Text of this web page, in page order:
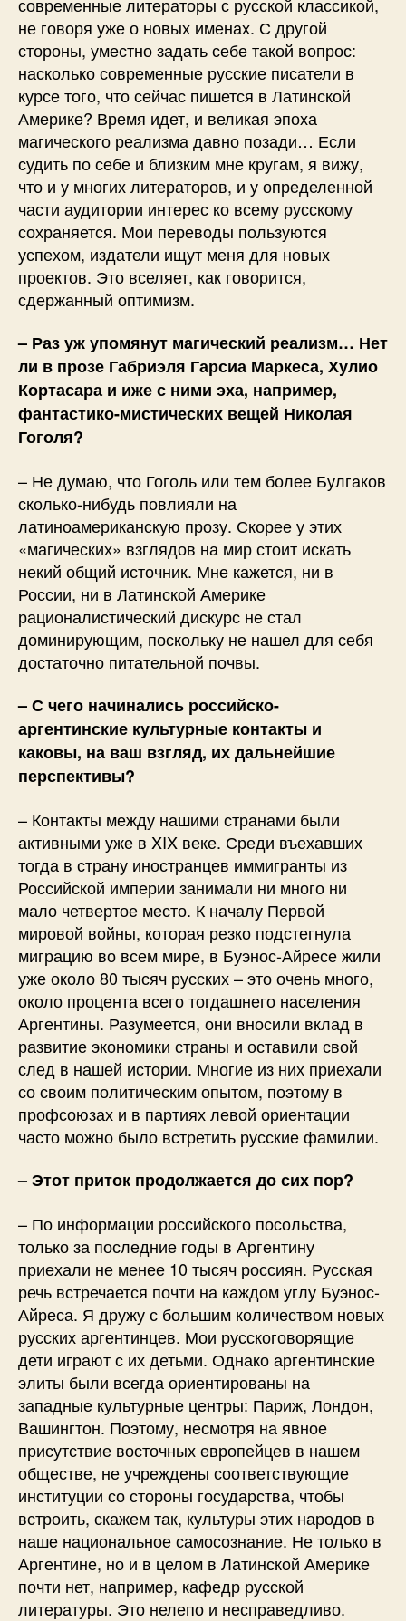
не говоря уже о новых именах. С другой
стороны, уместно задать себе такой вопрос:
насколько современные русские писатели в
курсе того, что сейчас пишется в Латинской
Америке? Время идет, и великая эпоха
магического реализма давно позади… Если
судить по себе и близким мне кругам, я вижу,
что и у многих литераторов, и у определенной
части аудитории интерес ко всему русскому
сохраняется. Мои переводы пользуются
успехом, издатели ищут меня для новых
проектов. Это вселяет, как говорится,
сдержанный оптимизм.
– Раз уж упомянут магический реализм… Нет
ли в прозе Габриэля Гарсиа Маркеса, Хулио
Кортасара и иже с ними эха, например,
фантастико-мистических вещей Николая
Гоголя?
– Не думаю, что Гоголь или тем более Булгаков
сколько-нибудь повлияли на
латиноамериканскую прозу. Скорее у этих
«магических» взглядов на мир стоит искать
некий общий источник. Мне кажется, ни в
России, ни в Латинской Америке
рационалистический дискурс не стал
доминирующим, поскольку не нашел для себя
достаточно питательной почвы.
– С чего начинались российско-
аргентинские культурные контакты и
каковы, на ваш взгляд, их дальнейшие
перспективы?
– Контакты между нашими странами были
активными уже в XIX веке. Среди въехавших
тогда в страну иностранцев иммигранты из
Российской империи занимали ни много ни
мало четвертое место. К началу Первой
мировой войны, которая резко подстегнула
миграцию во всем мире, в Буэнос-Айресе жили
уже около 80 тысяч русских – это очень много,
около процента всего тогдашнего населения
Аргентины. Разумеется, они вносили вклад в
развитие экономики страны и оставили свой
след в нашей истории. Многие из них приехали
со своим политическим опытом, поэтому в
профсоюзах и в партиях левой ориентации
часто можно было встретить русские фамилии.
– Этот приток продолжается до сих пор?
– По информации российского посольства,
только за последние годы в Аргентину
приехали не менее 10 тысяч россиян. Русская
речь встречается почти на каждом углу Буэнос-
Айреса. Я дружу с большим количеством новых
русских аргентинцев. Мои русскоговорящие
дети играют с их детьми. Однако аргентинские
элиты были всегда ориентированы на
западные культурные центры: Париж, Лондон,
Вашингтон. Поэтому, несмотря на явное
присутствие восточных европейцев в нашем
обществе, не учреждены соответствующие
институции со стороны государства, чтобы
встроить, скажем так, культуры этих народов в
наше национальное самосознание. Не только в
Аргентине, но и в целом в Латинской Америке
почти нет, например, кафедр русской
литературы. Это нелепо и несправедливо.